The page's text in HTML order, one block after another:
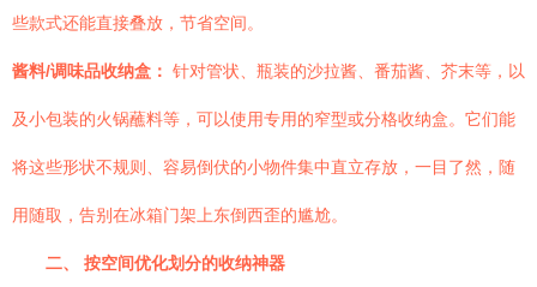
些款式还能直接叠放，节省空间。
酱料/调味品收纳盒： 针对管状、瓶装的沙拉酱、番茄酱、芥末等，以
及小包装的火锅蘸料等，可以使用专用的窄型或分格收纳盒。它们能
将这些形状不规则、容易倒伏的小物件集中直立存放，一目了然，随
用随取，告别在冰箱门架上东倒西歪的尴尬。
二、 按空间优化划分的收纳神器